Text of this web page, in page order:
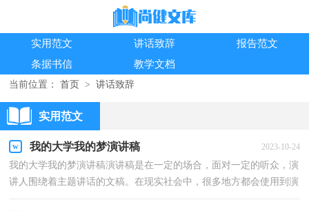
实用范文 讲话致辞
报告范文
条据书信
教学文档
当前位置： 首页 > 讲话致辞
实用范文
我的大学我的梦演讲稿 2023-10-24
我的大学我的梦演讲稿演讲稿是在一定的场合，面对一定的听众，演
讲人围绕着主题讲话的文稿。在现实社会中，很多地方都会使用到演